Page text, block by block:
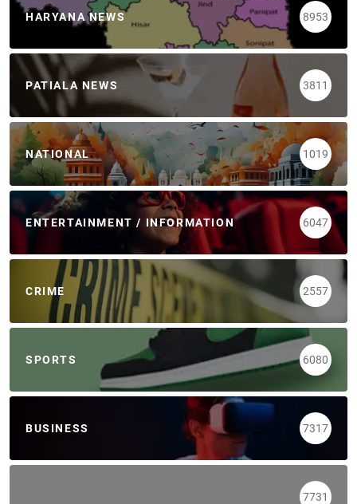
HARYANA NEWS 8953
PATIALA NEWS 3811
NATIONAL 1019
ENTERTAINMENT / INFORMATION 6047
CRIME 2557
SPORTS 6080
BUSINESS 7317
7731